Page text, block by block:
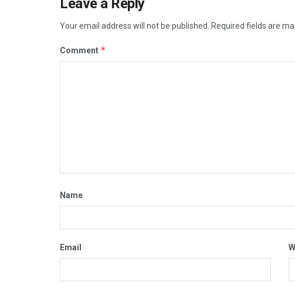
Leave a Reply
Your email address will not be published. Required fields are
Comment *
Name
Email